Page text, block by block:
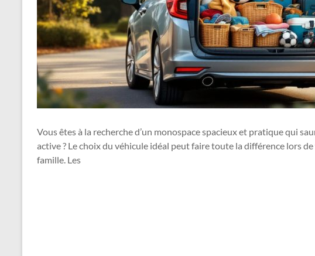
Vous êtes à la recherche d’un monospace spacieux et pratique qui
active ? Le choix du véhicule idéal peut faire toute la différence lors
famille. Les